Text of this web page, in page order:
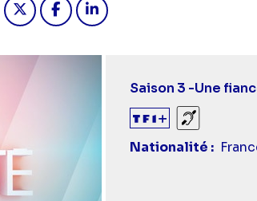
Saison 3 -Une
Sourds et
Nationalité